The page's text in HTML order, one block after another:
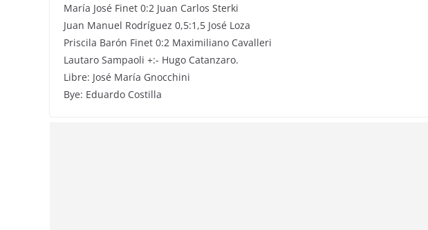
María José Finet 0:2 Juan Carlos Sterki
Juan Manuel Rodríguez 0,5:1,5 José Loza
Priscila Barón Finet 0:2 Maximiliano Cavalleri
Lautaro Sampaoli +:- Hugo Catanzaro.
Libre: José María Gnocchini
Bye: Eduardo Costilla